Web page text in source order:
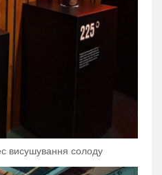
висушування солоду